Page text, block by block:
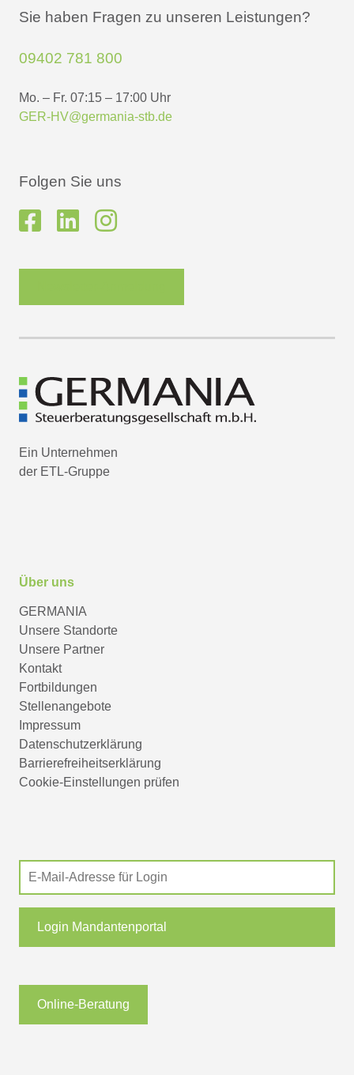
Sie haben Fragen zu unseren Leistungen?
09402 781 800
Mo. – Fr. 07:15 – 17:00 Uhr
GER-HV@germania-stb.de
Folgen Sie uns
Ein Unternehmen
der ETL-Gruppe
Über uns
GERMANIA
Unsere Standorte
Unsere Partner
Kontakt
Fortbildungen
Stellenangebote
Impressum
Datenschutzerklärung
Barrierefreiheitserklärung
Cookie-Einstellungen prüfen
Login Mandantenportal
Online-Beratung